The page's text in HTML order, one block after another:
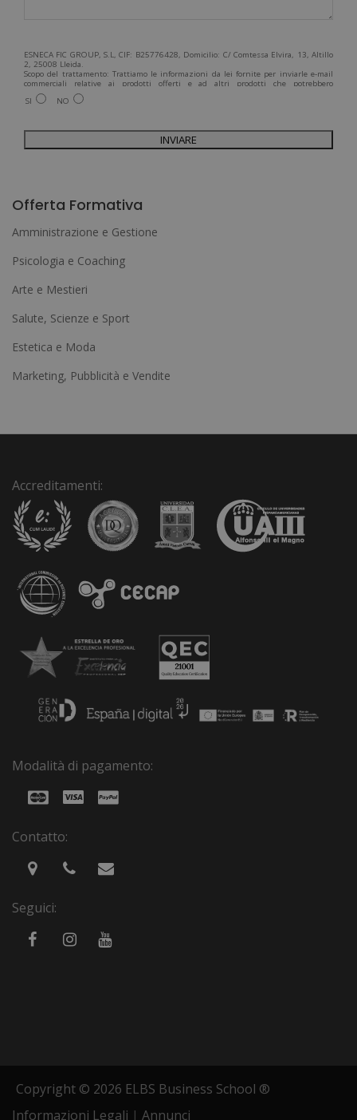
ESNECA FIC GROUP, S.L, CIF: B25776428, Domicilio: C/ Comtessa Elvira, 13, Altillo
2, 25008 Lleida.
Scopo del trattamento: Trattiamo le informazioni da lei fornite per inviarle e-mail
commerciali relative ai prodotti offerti e ad altri prodotti che potrebbero
interessarla. Legittimazione del trattamento: Consenso dell'interessato. Diritti:
Può esercitare i suoi diritti identificandosi sufficientemente e contattandoci
ricevere informazioni commerciali (per telefono e/o via e-mail):
SI NO
l
r
n
a
v
Offerta Formativa
Amministrazione e Gestione
Psicologia e Coaching
Arte e Mestieri
Salute, Scienze e Sport
Estetica e Moda
Marketing, Pubblicità e Vendite
Accreditamenti:
Modalità di pagamento:
Contatto:
Seguici:
Copyright © 2026 ELBS Business School ®
Informazioni Legali | Annunci